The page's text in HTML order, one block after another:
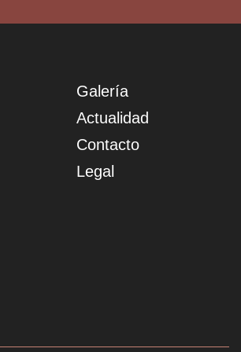
Galería
Actualidad
Contacto
Legal